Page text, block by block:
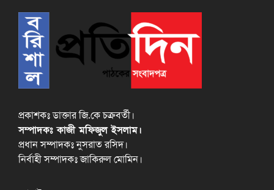
প্রকাশকঃ ডাক্তার জি.কে চক্রবর্তী।
সম্পাদকঃ কাজী মফিজুল ইসলাম।
প্রধান সম্পাদকঃ নুসরাত রসিদ।
নির্বাহী সম্পাদকঃ জাকিরুল মোমিন।